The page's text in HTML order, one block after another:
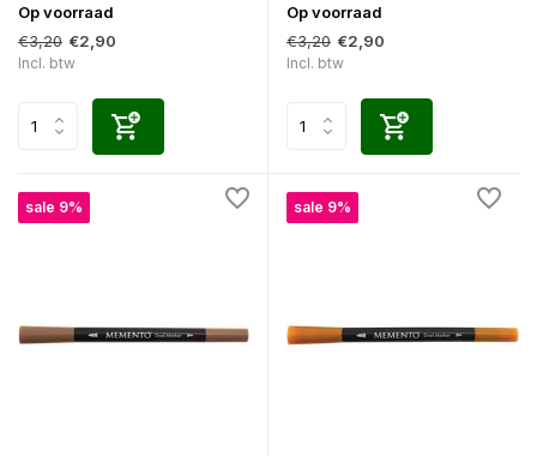
Op voorraad
€3,20 €2,90
Incl. btw
Op voorraad
€3,20 €2,90
Incl. btw
sale 9% sale 9%